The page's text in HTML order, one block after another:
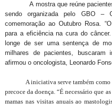
A mostra que reúne
sendo organizada pelo GBO –
comemoração ao Outubro Rosa.
para a eficiência na cura do
longe de ser uma sentença de
milhares de pacientes, buscaram
afirmou o oncologista, Leonardo
A iniciativa serve também como
precoce da doença. “É necessário que
mamas nas visitas anuais ao